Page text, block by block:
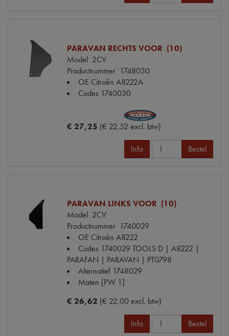
PARAVAN RECHTS VOOR (10)
Model 2CV
Productnummer 1748030
OE Citroën A8222A
Codes 1740030
€ 27,25 (€ 22,52 excl. btw)
Info Bestel
PARAVAN LINKS VOOR (10)
Model 2CV
Productnummer 1740029
OE Citroën A8222
Codes 1740029 TOOLS D | A8222 |
PARAFAN | PARAVAN | PT0798
Alternatief 1748029
Maten [PW 1]
€ 26,62 (€ 22,00 excl. btw)
Info Bestel